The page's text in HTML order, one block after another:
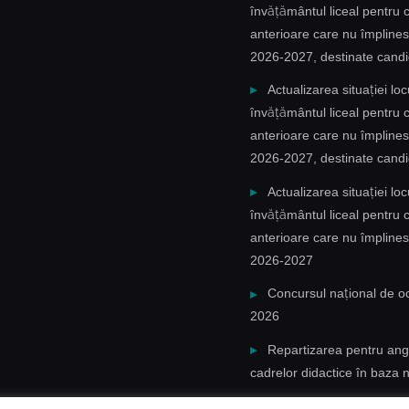
învățământul liceal pentru
anterioare care nu
2026-2027, destinate
Actualizarea situației
învățământul liceal pentru
anterioare care nu
2026-2027, destinate
Actualizarea situației
învățământul liceal pentru
anterioare care nu
2026-2027
Concursul național de
2026
Repartizarea pentru
cadrelor didactice în baza